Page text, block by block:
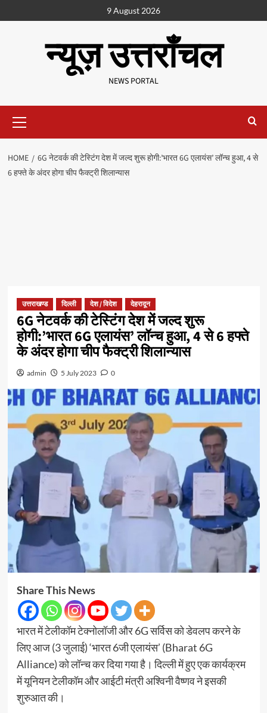
9 August 2026
न्यूज़ उत्तराँचल
NEWS PORTAL
HOME
6G नेटवर्क की टेस्टिंग देश में जल्द शुरू होगी:’भारत 6G एलायंस’ लॉन्च हुआ, 4 से
6 हफ्ते के अंदर होगा चीप फैक्ट्री शिलान्यास
उत्तराखण्ड दिल्ली देश / विदेश देहरादून
6G नेटवर्क की टेस्टिंग देश में जल्द शुरू
होगी:’भारत 6G एलायंस’ लॉन्च हुआ, 4 से 6 हफ्ते
के अंदर होगा चीप फैक्ट्री शिलान्यास
admin 5 July 2023 0
Share This News
भारत में टेलीकॉम टेक्नोलॉजी और 6G सर्विस को डेवलप करने के
लिए आज (3 जुलाई) ‘भारत 6जी एलायंस’ (Bharat 6G
Alliance) को लॉन्च कर दिया गया है। दिल्ली में हुए एक कार्यक्रम
में यूनियन टेलीकॉम और आईटी मंत्री अश्विनी वैष्णव ने इसकी
शुरुआत की।